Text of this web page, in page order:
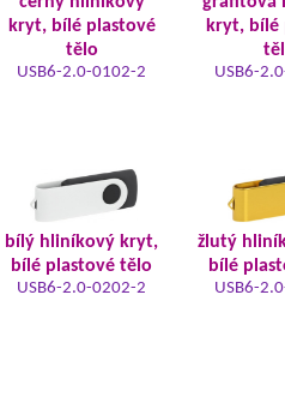
kryt, bílé plastové
tělo
USB6-2.0-0102-2
kryt, bílé
USB6-
bílý hliníkový kryt,
bílé plastové tělo
USB6-2.0-0202-2
žlutý
bílé
USB6-